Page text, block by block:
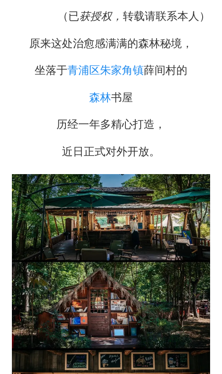
（已获授权，转载请联系本人）
原来这处治愈感满满的森林秘境，
坐落于青浦区朱家角镇薛间村的
森林书屋
历经一年多精心打造，
近日正式对外开放。